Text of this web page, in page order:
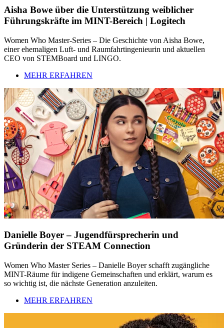
Aisha Bowe über die Unterstützung weiblicher
Führungskräfte im MINT-Bereich | Logitech
Women Who Master-Series – Die Geschichte von Aisha Bowe,
einer ehemaligen Luft- und Raumfahrtingenieurin und aktuellen
CEO von STEMBoard und LINGO.
MEHR ERFAHREN
Danielle Boyer – Jugendfürsprecherin und
Gründerin der STEAM Connection
Women Who Master Series – Danielle Boyer schafft zugängliche
MINT-Räume für indigene Gemeinschaften und erklärt, warum es
so wichtig ist, die nächste Generation anzuleiten.
MEHR ERFAHREN